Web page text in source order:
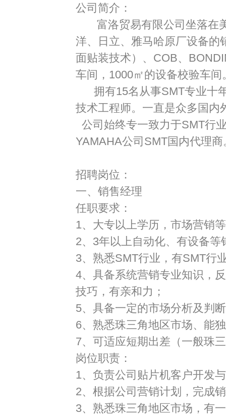
公司简介：
富洛贸易有限公司坐落在
洋、日立、雅马哈原厂设备的
面贴装技术）、 COB、
车间， 1000㎡的设备校验车间
拥有15名从事SMT专业十
技术工程师。一直是众多国内
公司始终专一致力于SMT行
YAMAHA公司 SMT国内代理商
招聘岗位：
一、销售经理
任职要求：
1、大专以上学历，市场营销
2、 3年以上自动化、有设备等
3、熟悉SMT行业，有SMT行
4、具备系统营销专业知识，
技巧，有亲和力；
5、具备一定的市场分析及判
6、熟悉珠三角地区市场、能
7、可适应短期出差（一般珠
岗位职责：
1、负责公司贴片机客户开发
2、根据公司营销计划，完成
3、熟悉珠三角地区市场，有